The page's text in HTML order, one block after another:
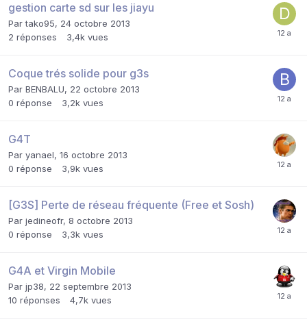
gestion carte sd sur les jiayu
Partako95, 24 octobre 2013
2 réponses 3,4k vues
Coque trés solide pour g3s
Par BENBALU, 22 octobre 2013
0 réponse 3,2k vues
G4T
Par yanael, 16 octobre 2013
0 réponse 3,9k vues
[G3S] Perte de réseau fréquente (Free et Sosh)
Par jedineofr, 8 octobre 2013
0 réponse 3,3k vues
G4A et Virgin Mobile
Par jp38, 22 septembre 2013
10 réponses 4,7k vues